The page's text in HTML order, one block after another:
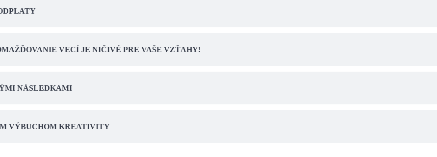
VECÍ JE NIČIVÉ PRE VAŠE VZŤAHY!
NÁSLEDKAMI
VÝBUCHOM KREATIVITY